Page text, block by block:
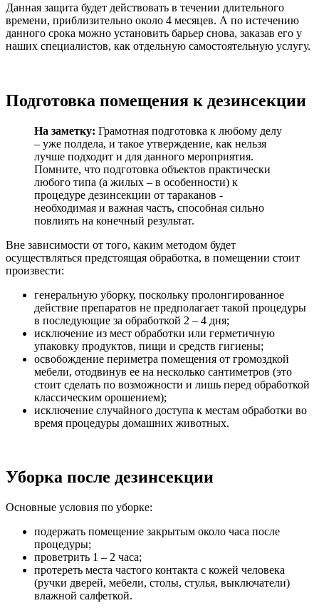
Данная защита будет действовать в течении длительного
времени, приблизительно около 4 месяцев. А по истечению
данного срока можно установить барьер снова, заказав его у
наших специалистов, как отдельную самостоятельную услугу.
Подготовка помещения к дезинсекции
На заметку: Грамотная подготовка к любому делу
– уже полдела, и такое утверждение, как нельзя
лучше подходит и для данного мероприятия.
Помните, что подготовка объектов практически
любого типа (а жилых – в особенности) к
процедуре дезинсекции от тараканов -
необходимая и важная часть, способная сильно
повлиять на конечный результат.
Вне зависимости от того, каким методом будет
осуществляться предстоящая обработка, в помещении стоит
произвести:
генеральную уборку, поскольку пролонгированное
действие препаратов не предполагает такой процедуры
в последующие за обработкой 2 – 4 дня;
исключение из мест обработки или герметичную
упаковку продуктов, пищи и средств гигиены;
освобождение периметра помещения от громоздкой
мебели, отодвинув ее на несколько сантиметров (это
стоит сделать по возможности и лишь перед обработкой
классическим орошением);
исключение случайного доступа к местам обработки во
время процедуры домашних животных.
Уборка после дезинсекции
Основные условия по уборке:
подержать помещение закрытым около часа после
процедуры;
проветрить 1 – 2 часа;
протереть места частого контакта с кожей человека
(ручки дверей, мебели, столы, стулья, выключатели)
влажной салфеткой.